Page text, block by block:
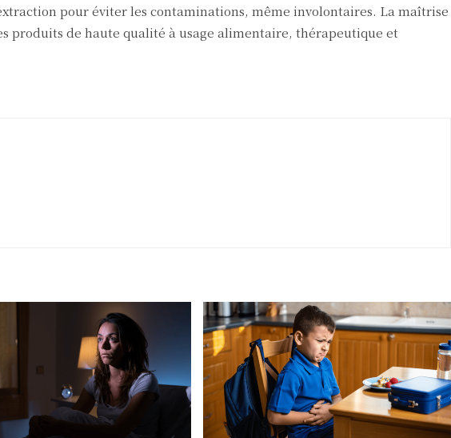
pour éviter les contaminations, même involontaires. La maîtrise
produits de haute qualité à usage alimentaire, thérapeutique et